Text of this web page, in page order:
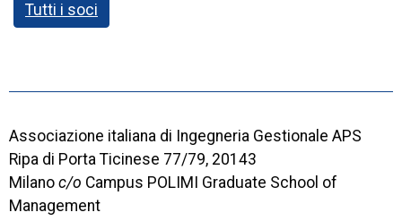
Tutti i soci
Associazione italiana di Ingegneria Gestionale APS
Ripa di Porta Ticinese 77/79, 20143
Milano c/o Campus POLIMI Graduate School of
Management